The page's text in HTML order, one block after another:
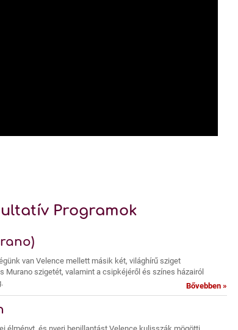
Programok
van Velence mellett másik két, világhírű sziget
Murano szigetét, valamint a csipkéjéről és színes házairól
Bővebben »